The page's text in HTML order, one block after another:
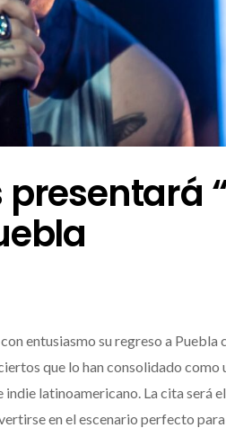
entusiasmo su regreso a Puebla
que lo han consolidado como
latinoamericano. La cita será
en el escenario perfecto